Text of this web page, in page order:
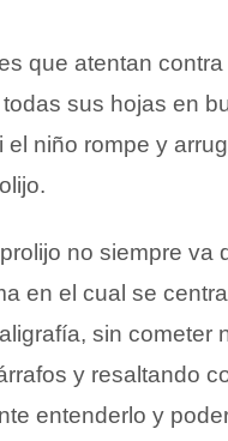
que atentan
sus hojas en
niño rompe y
no siempre va
en el cual se
sin cometer
y resaltando
entenderlo y